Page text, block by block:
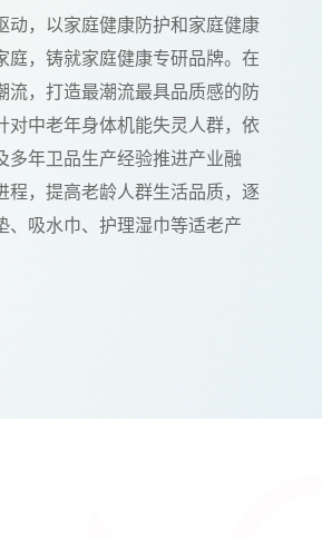
动，以家庭健康防护和家庭健康
庭，铸就家庭健康专研品牌。在
流，打造最潮流最具品质感的防
对中老年身体机能失灵人群，依
多年卫品生产经验推进产业融
程，提高老龄人群生活品质，逐
、吸水巾、护理湿巾等适老产